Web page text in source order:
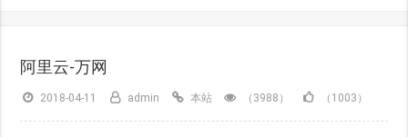
阿里云-万网
2018-04-11 admin 本站 （3988） （1003）